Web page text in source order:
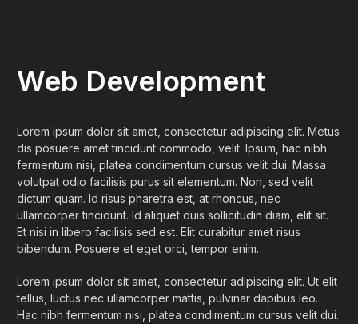
Web Development
Lorem ipsum dolor sit amet, consectetur adipiscing elit. Metus
dis posuere amet tincidunt commodo, velit. Ipsum, hac nibh
fermentum nisi, platea condimentum cursus velit dui. Massa
volutpat odio facilisis purus sit elementum. Non, sed velit
dictum quam. Id risus pharetra est, at rhoncus, nec
ullamcorper tincidunt. Id aliquet duis sollicitudin diam, elit sit.
Et nisi in libero facilisis sed est. Elit curabitur amet risus
bibendum. Posuere et eget orci, tempor enim.
Lorem ipsum dolor sit amet, consectetur adipiscing elit. Ut elit
tellus, luctus nec ullamcorper mattis, pulvinar dapibus leo.
Hac nibh fermentum nisi, platea condimentum cursus velit dui.